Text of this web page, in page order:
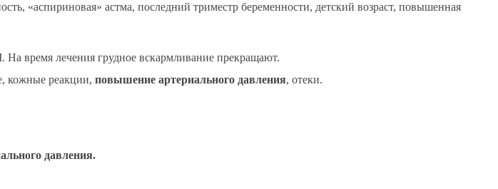
«аспириновая» астма, последний триместр беременности, детский возраст, повышенная
время лечения грудное вскармливание прекращают.
кожные реакции, повышение артериального давления, отеки.
давления.